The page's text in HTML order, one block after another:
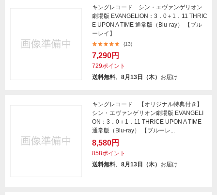
キングレコード シン・エヴァンゲリオン
劇場版 EVANGELION：3．0＋1．11 THRIC
E UPON A TIME 通常版（Blu-ray） 【ブル
ーレイ】
(13)
7,290円
729ポイント
送料無料、8月13日（木） お届け
キングレコード 【オリジナル特典付き】
シン・エヴァンゲリオン劇場版 EVANGELI
ON：3．0＋1．11 THRICE UPON A TIME
通常版（Blu-ray） 【ブルーレ...
8,580円
858ポイント
送料無料、8月13日（木） お届け